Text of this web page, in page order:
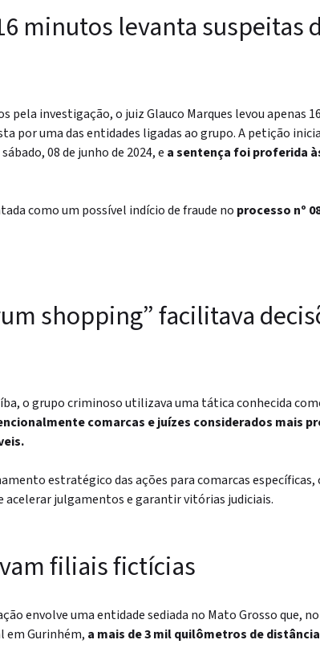
minutos levanta suspeitas
pela investigação, o juiz Glauco Marques levou apenas
por uma das entidades ligadas ao grupo. A petição
08 de junho de 2024, e a sentença foi proferida
como um possível indício de fraude no processo nº
shopping” facilitava
o grupo criminoso utilizava uma tática conhecida
comarcas e juízes considerados mais
estratégico das ações para comarcas específicas,
acelerar julgamentos e garantir vitórias judiciais.
filiais fictícias
envolve uma entidade sediada no Mato Grosso que, no
em Gurinhém, a mais de 3 mil quilômetros de